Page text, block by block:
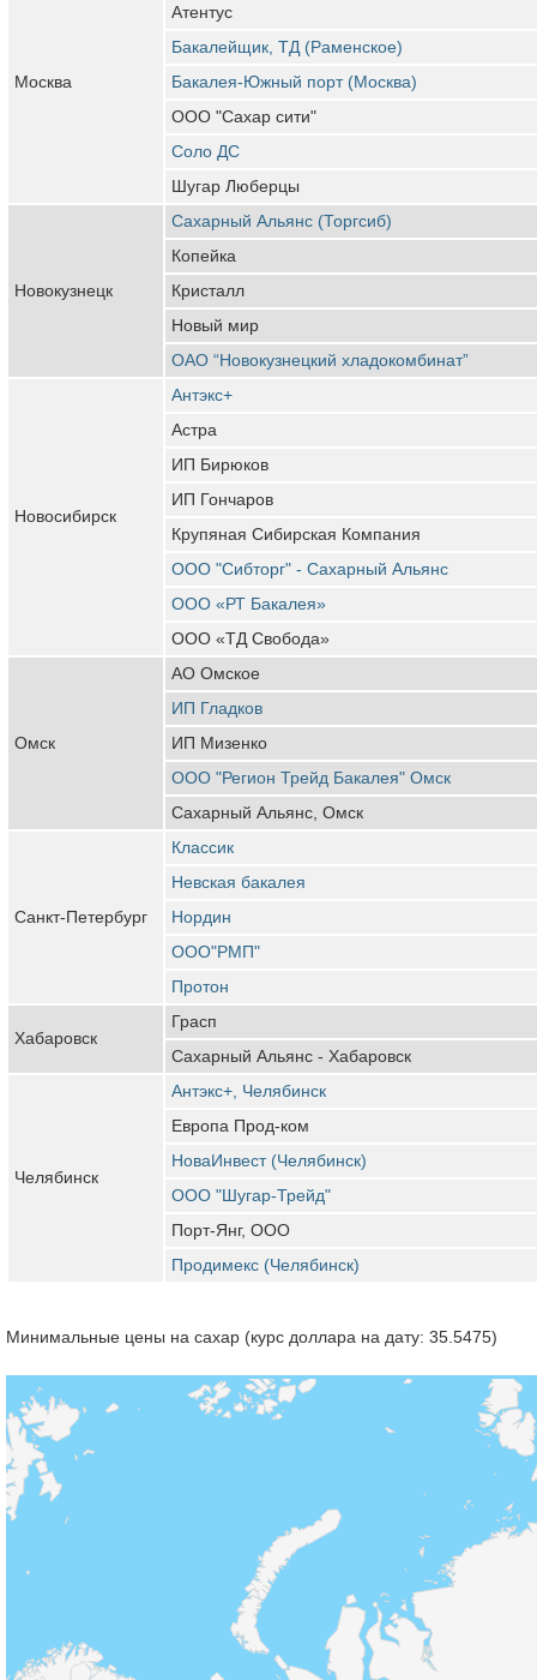
Москва
Атентус
Бакалейщик, ТД (Раменское)
Бакалея-Южный порт (Москва)
ООО "Сахар сити"
Соло ДС
Шугар Люберцы
Новокузнецк
Сахарный Альянс (Торгсиб)
Копейка
Кристалл
Новый мир
ОАО “Новокузнецкий хладокомбинат”
Новосибирск
Антэкс+
Астра
ИП Бирюков
ИП Гончаров
Крупяная Сибирская Компания
ООО "Сибторг" - Сахарный Альянс
ООО «РТ Бакалея»
ООО «ТД Свобода»
Омск
АО Омское
ИП Гладков
ИП Мизенко
ООО "Регион Трейд Бакалея" Омск
Сахарный Альянс, Омск
Санкт-Петербург
Классик
Невская бакалея
Нордин
ООО"РМП"
Протон
Хабаровск
Грасп
Сахарный Альянс - Хабаровск
Челябинск
Антэкс+, Челябинск
Европа Прод-ком
НоваИнвест (Челябинск)
ООО "Шугар-Трейд"
Порт-Янг, ООО
Продимекс (Челябинск)
Минимальные цены на сахар (курс доллара на дату: 35.5475)